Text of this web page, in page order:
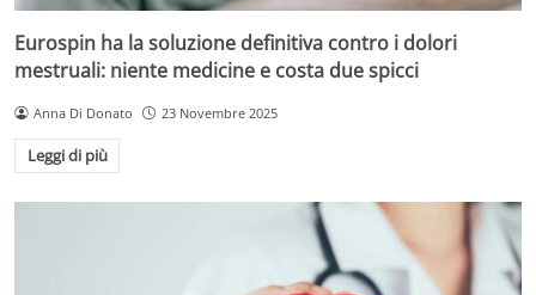
Eurospin ha la soluzione definitiva contro i dolori
mestruali: niente medicine e costa due spicci
Anna Di Donato 23 Novembre 2025
Leggi di più